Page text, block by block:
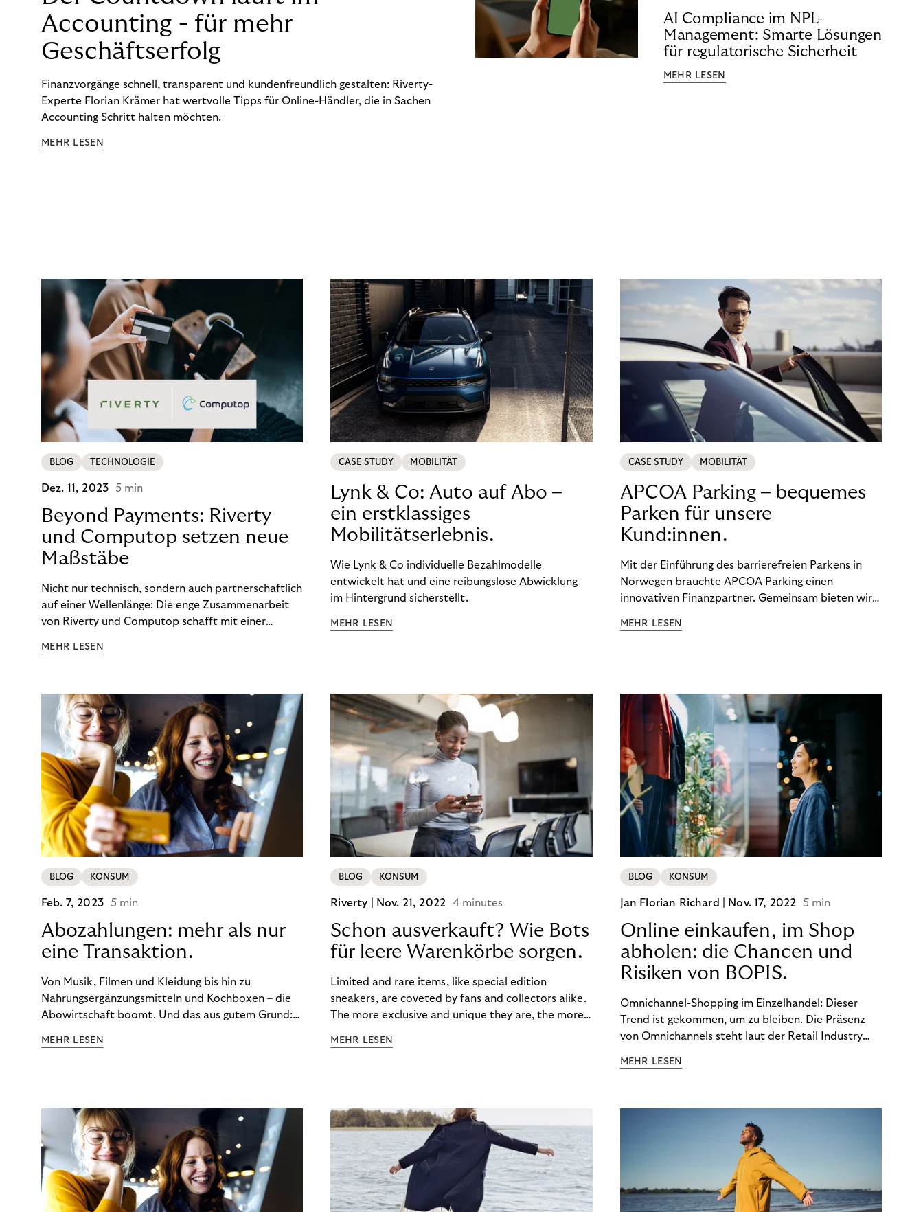
Accounting - für mehr
Geschäftserfolg
Finanzvorgänge schnell, transparent und kundenfreundlich gestalten: Riverty-
Experte Florian Krämer hat wertvolle Tipps für Online-Händler, die in Sachen
Accounting Schritt halten möchten.
MEHR LESEN
AI Compliance im NPL-
Management: Smarte Lösungen
für regulatorische Sicherheit
MEHR LESEN
BLOG TECHNOLOGIE
Dez. 11, 2023 5 min
Beyond Payments: Riverty
und Computop setzen neue
Maßstäbe
Nicht nur technisch, sondern auch partnerschaftlich
auf einer Wellenlänge: Die enge Zusammenarbeit
von Riverty und Computop schafft mit einer
Zahlungsabwicklung echte Mehrwerte für Händler.
MEHR LESEN
CASE STUDY MOBILITÄT
Lynk & Co: Auto auf Abo –
ein erstklassiges
Mobilitätserlebnis.
Wie Lynk & Co individuelle Bezahlmodelle
entwickelt hat und eine reibungslose Abwicklung
im Hintergrund sicherstellt.
MEHR LESEN
CASE STUDY MOBILITÄT
APCOA Parking – bequemes
Parken für unsere
Kund:innen.
Mit der Einführung des barrierefreien Parkens in
Norwegen brauchte APCOA Parking einen
innovativen Finanzpartner. Gemeinsam bieten wir
Erlebnis.
MEHR LESEN
BLOG KONSUM
Feb. 7, 2023 5 min
Abozahlungen: mehr als nur
eine Transaktion.
Von Musik, Filmen und Kleidung bis hin zu
Nahrungsergänzungsmitteln und Kochboxen – die
Abowirtschaft boomt. Und das aus gutem Grund:
wünschen. Sie ermöglichen es uns, Produkte und
entdeckt. Und das neue Geschäftsmodell rentiert
sich. Doch was genau können Sie tun, um
Abozahlungen für Ihren Erfolg zu nutzen?
MEHR LESEN
BLOG KONSUM
Riverty | Nov. 21, 2022 4 minutes
Schon ausverkauft? Wie Bots
für leere Warenkörbe sorgen.
Limited and rare items, like special edition
sneakers, are coveted by fans and collectors alike.
The more exclusive and unique they are, the more
industry uses artificial scarcity, also known as a
value. You might be thinking, “Kerching!”. But this is
really an unwanted side effect – one which more
and more companies are taking technical steps to
tackle.
MEHR LESEN
BLOG KONSUM
Jan Florian Richard | Nov. 17, 2022 5 min
Online einkaufen, im Shop
abholen: die Chancen und
Risiken von BOPIS.
Omnichannel-Shopping im Einzelhandel: Dieser
Trend ist gekommen, um zu bleiben. Die Präsenz
von Omnichannels steht laut der Retail Industry
nicht mehr verzichtet werden kann. Ein fester
online ein und holen die Ware im Shop ab. BOPIS
bietet zwar viele Vorteile, hat aber auch seinen
Preis. Potenzielle Betrugsfälle oder zusätzliche
Betriebskosten sind nur einige der Risiken. Ist es
das also wert? Wir stellen die Vor- und Nachteile
von BOPIS vor.
MEHR LESEN